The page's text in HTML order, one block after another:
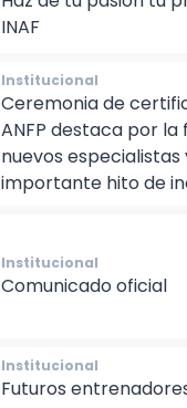
INAF
Institucional
Ceremonia de
ANFP destaca por
nuevos especialistas
importante hito de
Institucional
Comunicado oficial
Institucional
Futuros